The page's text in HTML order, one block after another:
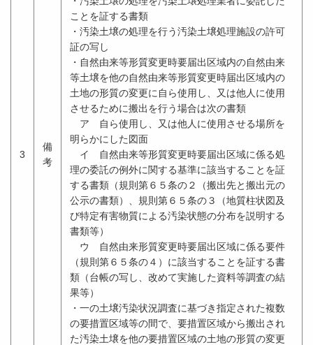
3
備
考
ことを証する書類
・汚染土壌の処理を行う汚染土壌処理施設の許可
証の写し
・自然由来等形質変更時要届出区域内の自然由来
等土壌を他の自然由来等形質変更時届出区域内の
土地の形質の変更に自ら使用し、又は他人に使用
させるために搬出を行う場合は次の書類
ア 自ら使用し、又は他人に使用させる場所を
明らかにした図面
イ 自然由来等形質変更時要届出区域に係る処
理の委託の例外に関する基準に該当することを証
する書類（規則第６５条の２（搬出先と搬出元の
公示の書類）、規則第６５条の３（地質柱状図及
び特定有害物質による汚染状態の分布を説明する
書類等）
ウ 自然由来形質変更時要届出区域に係る要件
（規則第６５条の４）に該当することを証する書
類（台帳の写し、改めて実施した資料等調査の結
果等）
・一の土壌汚染状況調査に基づき指定された複数
の要措置区域等の間で、要措置区域から搬出され
た汚染土壌を他の要措置区域の土地の形質の変更